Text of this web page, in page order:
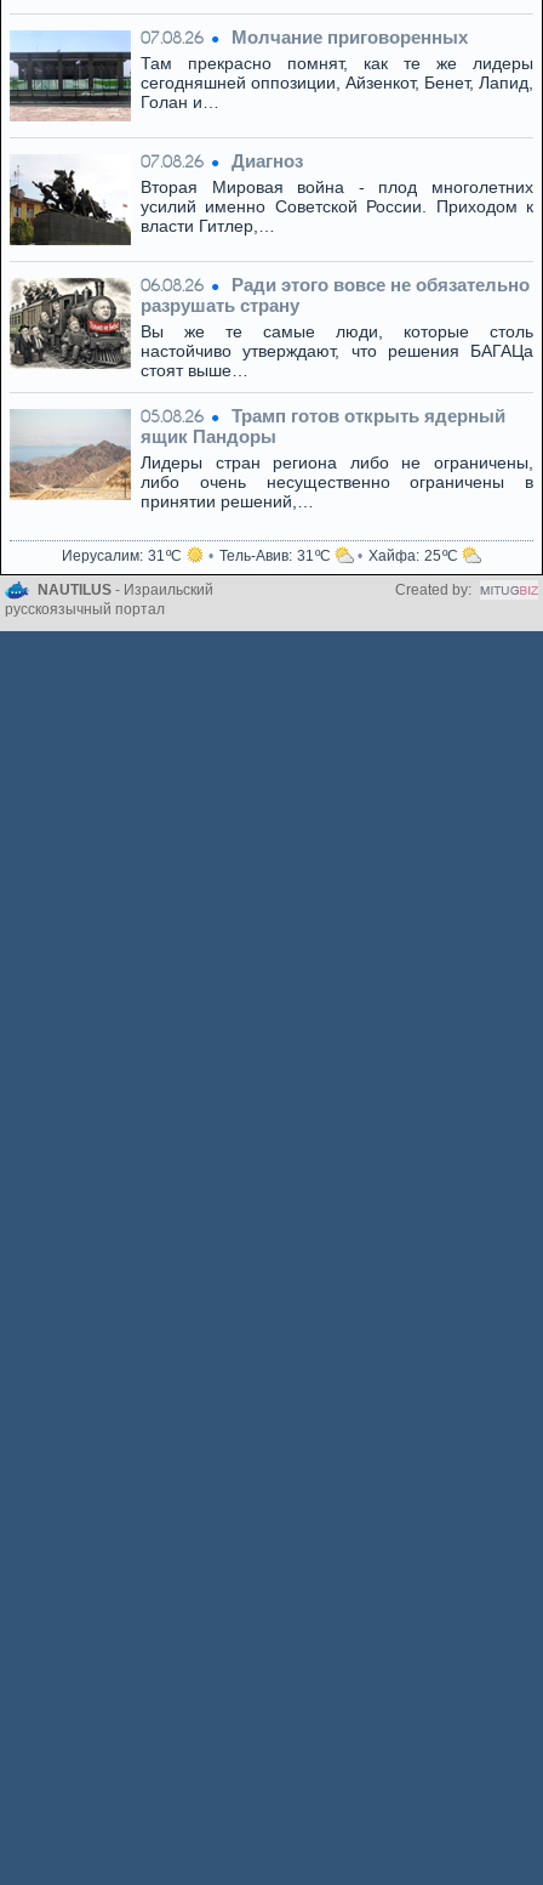
07.08.26 Молчание приговоренных
Там прекрасно помнят, как те же лидеры
сегодняшней оппозиции, Айзенкот, Бенет, Лапид,
Голан и…
07.08.26 Диагноз
Вторая Мировая война - плод многолетних
усилий именно Советской России. Приходом к
власти Гитлер,…
06.08.26
Ради этого вовсе не обязательно
разрушать страну
Вы же те самые люди, которые столь
настойчиво утверждают, что решения БАГАЦа
стоят выше…
05.08.26
Трамп готов открыть ядерный
ящик Пандоры
Лидеры стран региона либо не ограничены,
либо очень несущественно ограничены в
принятии решений,…
Иерусалим 31 Тель-Авив 31 Хайфа 25
NAUTILUS - Израильский
русскоязычный портал
Created by: